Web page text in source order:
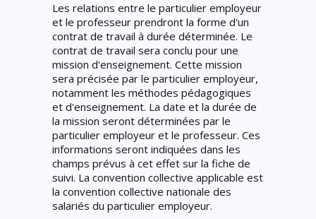
Les relations entre le particulier employeur
et le professeur prendront la forme d'un
contrat de travail à durée déterminée. Le
contrat de travail sera conclu pour une
mission d'enseignement. Cette mission
sera précisée par le particulier employeur,
notamment les méthodes pédagogiques
et d'enseignement. La date et la durée de
la mission seront déterminées par le
particulier employeur et le professeur. Ces
informations seront indiquées dans les
champs prévus à cet effet sur la fiche de
suivi. La convention collective applicable est
la convention collective nationale des
salariés du particulier employeur.